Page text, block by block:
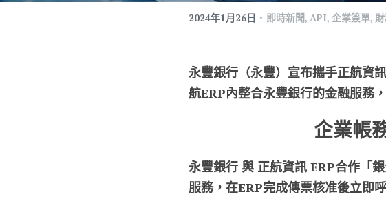
2024年1月26日 · 即時新聞, API, 企業簽單,
永豐銀行（永豐）宣布攜手正航資
航ERP內整合永豐銀行的金融服務
企業帳
永豐銀行 與 正航資訊 ERP合作「
服務，在ERP完成傳票核准後立即